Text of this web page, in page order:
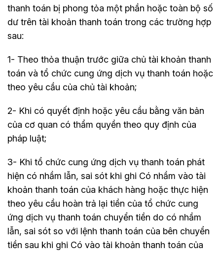
thanh toán bị phong tỏa một phần hoặc toàn bộ số
dư trên tài khoản thanh toán trong các trường hợp
sau:
1- Theo thỏa thuận trước giữa chủ tài khoản thanh
toán và tổ chức cung ứng dịch vụ thanh toán hoặc
theo yêu cầu của chủ tài khoản;
2- Khi có quyết định hoặc yêu cầu bằng văn bản
của cơ quan có thẩm quyền theo quy định của
pháp luật;
3- Khi tổ chức cung ứng dịch vụ thanh toán phát
hiện có nhầm lẫn, sai sót khi ghi Có nhầm vào tài
khoản thanh toán của khách hàng hoặc thực hiện
theo yêu cầu hoàn trả lại tiền của tổ chức cung
ứng dịch vụ thanh toán chuyển tiền do có nhầm
lẫn, sai sót so với lệnh thanh toán của bên chuyển
tiền sau khi ghi Có vào tài khoản thanh toán của